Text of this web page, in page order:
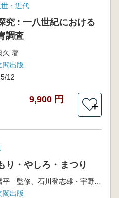
・近代
究 : 一八世紀における
調査
久 著
閣出版
12
9,900 円
＋
り・やしろ・まつり
大山喬平 監修、石川登志雄・宇野日出生・地主智彦 編
閣出版